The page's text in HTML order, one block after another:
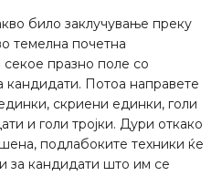
било заклучување преку
темелна почетна
празно поле со
кандидати. Потоа направете
скриени единки, голи
и голи тројки. Дури откако
подлабоките техники ќе
за кандидати што им се